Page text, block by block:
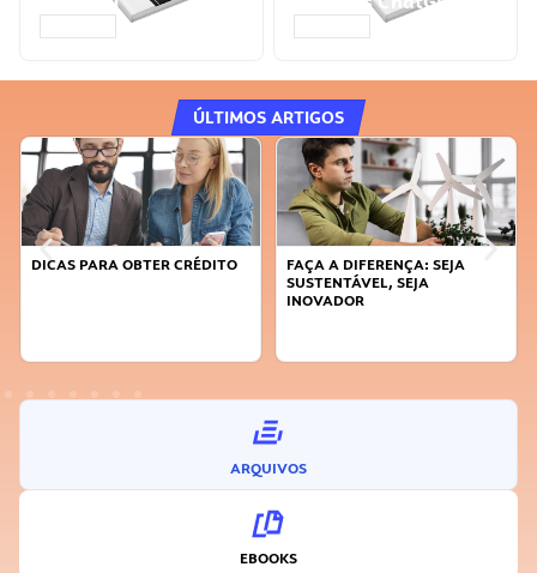
ÚLTIMOS ARTIGOS
DICAS PARA OBTER CRÉDITO
FAÇA A DIFERENÇA: SEJA
SUSTENTÁVEL, SEJA
INOVADOR
ARQUIVOS
EBOOKS